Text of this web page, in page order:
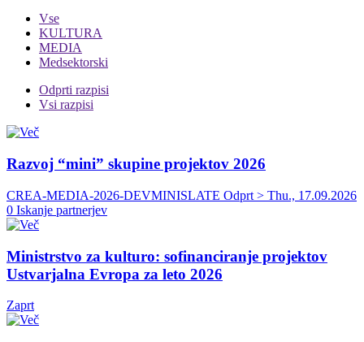
Vse
KULTURA
MEDIA
Medsektorski
Odprti razpisi
Vsi razpisi
Razvoj “mini” skupine projektov 2026
CREA-MEDIA-2026-DEVMINISLATE Odprt > Thu., 17.09.2026
0 Iskanje partnerjev
Ministrstvo za kulturo: sofinanciranje projektov
Ustvarjalna Evropa za leto 2026
Zaprt